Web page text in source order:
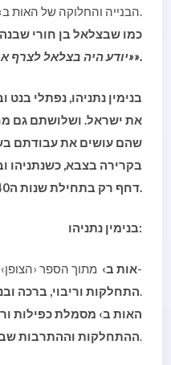
הבנייה והחלוקה של האות ב› זה (בלשון העם נקרא) פיצוץ.
כמו שבצלאל בן חורי
«יודע היה בצלאל לצרף אותיות שנבראו בהן שמים וארץ».
בנימין נתניהו, נפתלי בנט
את ישראל. ושלושתם גם
שהם עושים את עבודתם
בקרירה בצבא, כשנתניהו
דחף רק בתחילת שנות ה40 לחייהם.
בנימין נתניהו:
אות ב›מתוך הספר ‹הצופן› מאת הרב זמיר כהן-
התחלקות וריבוי, ברכה
האות ב› מסמלת כפילות
ההתחלקות וההתרבות